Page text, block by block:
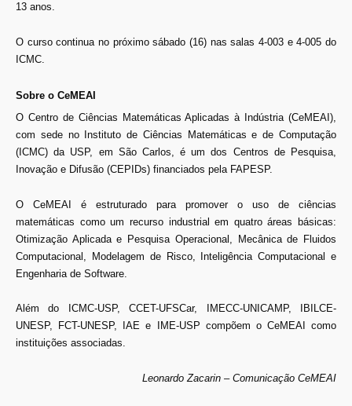
13 anos.
O curso continua no próximo sábado (16) nas salas 4-003 e 4-005 do
ICMC.
Sobre o CeMEAI
O Centro de Ciências Matemáticas Aplicadas à Indústria (CeMEAI),
com sede no Instituto de Ciências Matemáticas e de Computação
(ICMC) da USP, em São Carlos, é um dos Centros de Pesquisa,
Inovação e Difusão (CEPIDs) financiados pela FAPESP.
O CeMEAI é estruturado para promover o uso de ciências
matemáticas como um recurso industrial em quatro áreas básicas:
Otimização Aplicada e Pesquisa Operacional, Mecânica de Fluidos
Computacional, Modelagem de Risco, Inteligência Computacional e
Engenharia de Software.
Além do ICMC-USP, CCET-UFSCar, IMECC-UNICAMP, IBILCE-
UNESP, FCT-UNESP, IAE e IME-USP compõem o CeMEAI como
instituições associadas.
Leonardo Zacarin – Comunicação CeMEAI